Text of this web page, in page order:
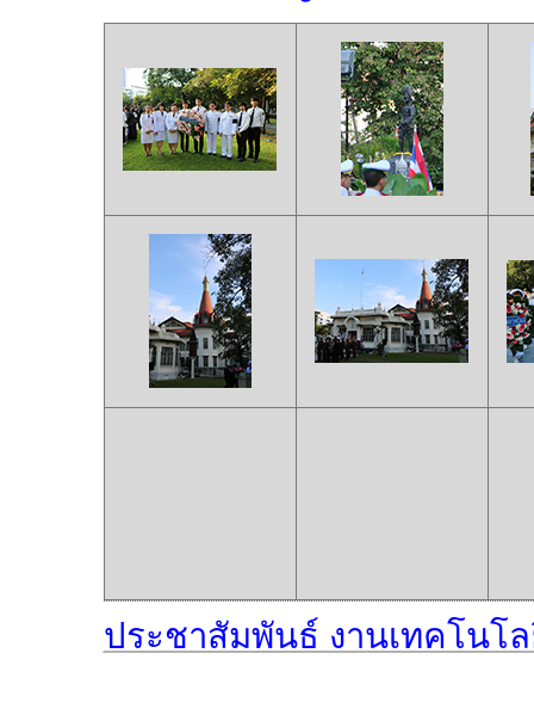
ประชาสัมพันธ์ งานเทคโนโ